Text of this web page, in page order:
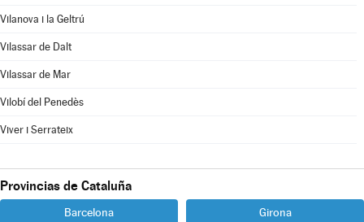
Vilanova i la Geltrú
Vilassar de Dalt
Vilassar de Mar
Vilobí del Penedès
Viver i Serrateix
Provincias de Cataluña
Barcelona Girona